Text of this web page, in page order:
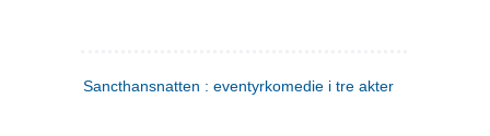
Sancthansnatten : eventyrkomedie i tre akter